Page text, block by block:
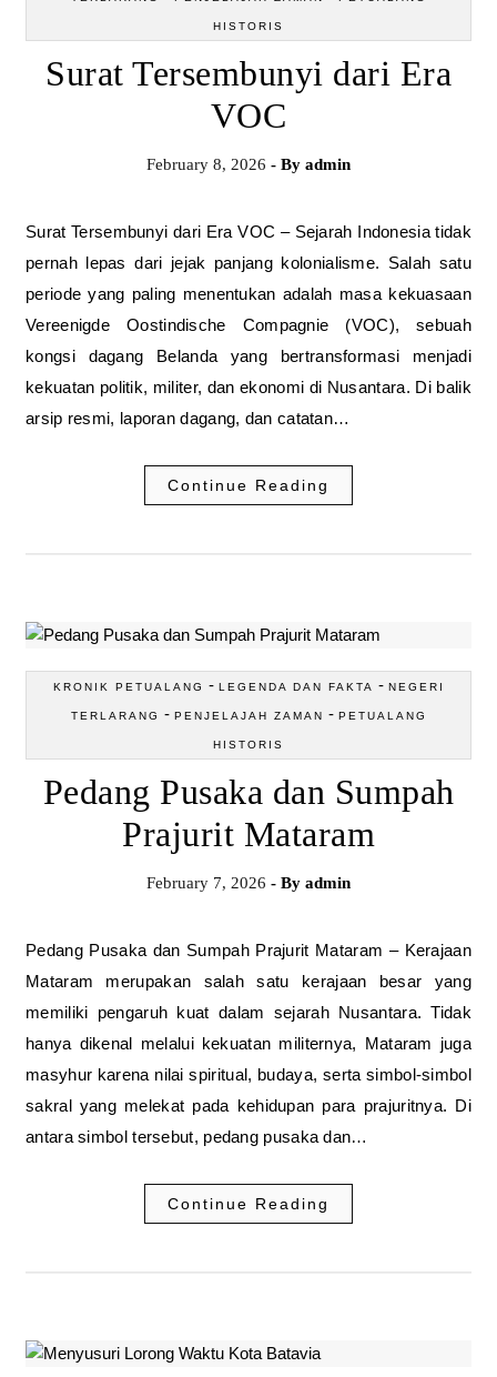
HISTORIS
Surat Tersembunyi dari Era
VOC
February 8, 2026 - By admin
Surat Tersembunyi dari Era VOC – Sejarah Indonesia tidak
pernah lepas dari jejak panjang kolonialisme. Salah satu
periode yang paling menentukan adalah masa kekuasaan
Vereenigde Oostindische Compagnie (VOC), sebuah
kongsi dagang Belanda yang bertransformasi menjadi
kekuatan politik, militer, dan ekonomi di Nusantara. Di balik
arsip resmi, laporan dagang, dan catatan…
Continue Reading
KRONIK PETUALANG - LEGENDA DAN FAKTA - NEGERI
TERLARANG - PENJELAJAH ZAMAN - PETUALANG
HISTORIS
Pedang Pusaka dan Sumpah
Prajurit Mataram
February 7, 2026 - By admin
Pedang Pusaka dan Sumpah Prajurit Mataram – Kerajaan
Mataram merupakan salah satu kerajaan besar yang
memiliki pengaruh kuat dalam sejarah Nusantara. Tidak
hanya dikenal melalui kekuatan militernya, Mataram juga
masyhur karena nilai spiritual, budaya, serta simbol-simbol
sakral yang melekat pada kehidupan para prajuritnya. Di
antara simbol tersebut, pedang pusaka dan…
Continue Reading